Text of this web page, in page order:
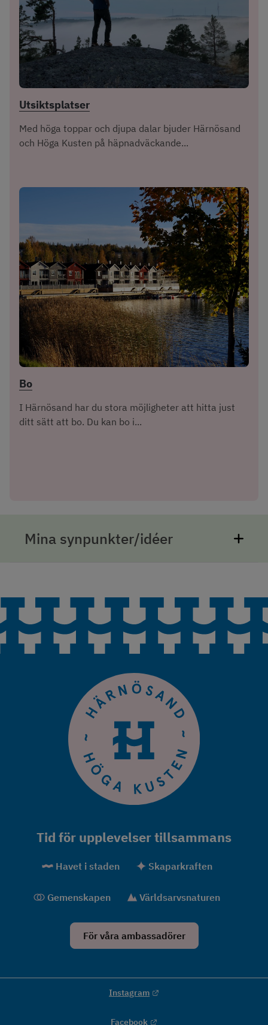
Utsiktsplatser
Med höga toppar och djupa dalar bjuder Härnösand
och Höga Kusten på häpnadväckande...
Bo
I Härnösand har du stora möjligheter att hitta just
ditt sätt att bo. Du kan bo i...
Mina synpunkter/idéer
Tid för upplevelser tillsammans
Havet i staden Skaparkraften
Gemenskapen Världsarvsnaturen
För våra ambassadörer
Instagram Länk till annan webbplats.
Facebook Länk till annan webbplats.